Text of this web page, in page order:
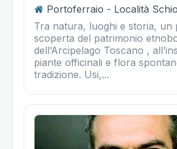
Portoferraio - Località
Tra natura, luoghi e storia, un
scoperta del patrimonio
dell’Arcipelago Toscano ,
piante officinali e flora
tradizione. Usi,...